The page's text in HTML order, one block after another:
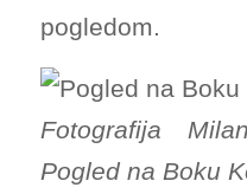
pogledom.
Fotografija
Pogled na Boku